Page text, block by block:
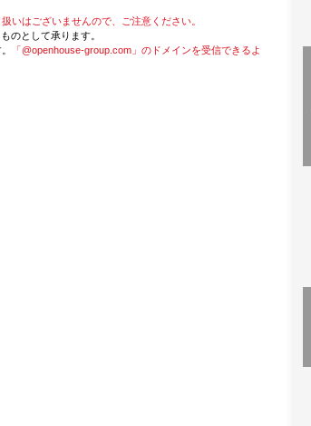
いはございませんので、ご注意ください。
のとして承ります。
「@openhouse-group.com」のドメインを受信できるよ